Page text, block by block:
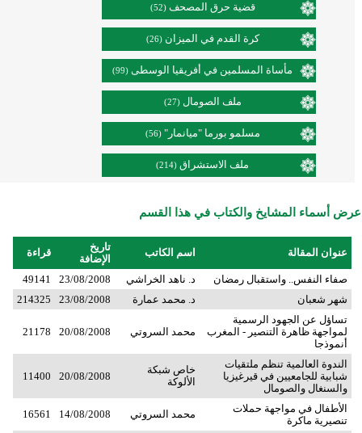
قضية حرق المصحف (52)
كرة القدم في الميزان (26)
مأساة المسلمين في أفريقيا الوسطى (99)
ملف الصومال (27)
مسلمو بورما "ميانمار" (56)
ملف الاستشراق (214)
عرض أسماء المشايخ والكتاب في هذا القسم
عنوان المقالة اسم الكاتب
تاريخ
الإضافة
قراءة
صفاء النفس.. واستقبال رمضان د. ناهد الخراشي 23/08/2008
49141
شهر شعبان
د. محمد عمارة 23/08/2008
214325
تساؤل عن الجهود الرسمية
لمواجهة ظاهرة التنصير - المغرب
أنموذجا
محمد السروتي 20/08/2008
21178
الندوة العالمية تنظم ملتقيات
شبابية للجامعيين في قيرغيزيا
والسنغال والصومال
خاص شبكة
الألوكة
20/08/2008
11400
الأطفال في مواجهة حملات
تنصيرية ماكرة
محمد السروتي 14/08/2008
16561